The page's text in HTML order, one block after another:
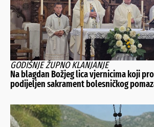
GODIŠNJE ŽUPNO KLANJANJE
Na blagdan Božjeg lica vjernicima koji
podijeljen sakrament bolesničkog